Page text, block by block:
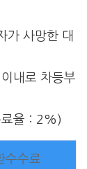
가 사망한 대
내로 차등부
료율 : 2%)
수수료